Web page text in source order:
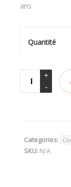
ans.
Quantité
Categories:
SKU: N/A